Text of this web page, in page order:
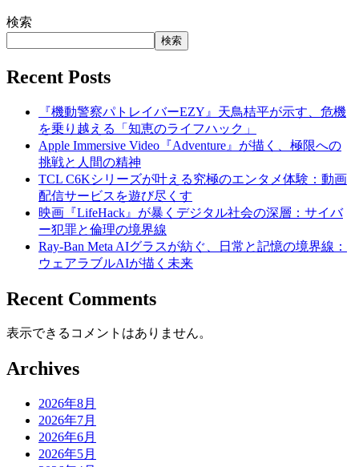
検索
検索
Recent Posts
『機動警察パトレイバーEZY』天鳥桔平が示す、危機
を乗り越える「知恵のライフハック」
Apple Immersive Video『Adventure』が描く、極限への
挑戦と人間の精神
TCL C6Kシリーズが叶える究極のエンタメ体験：動画
配信サービスを遊び尽くす
映画『LifeHack』が暴くデジタル社会の深層：サイバ
ー犯罪と倫理の境界線
Ray-Ban Meta AIグラスが紡ぐ、日常と記憶の境界線：
ウェアラブルAIが描く未来
Recent Comments
表示できるコメントはありません。
Archives
2026年8月
2026年7月
2026年6月
2026年5月